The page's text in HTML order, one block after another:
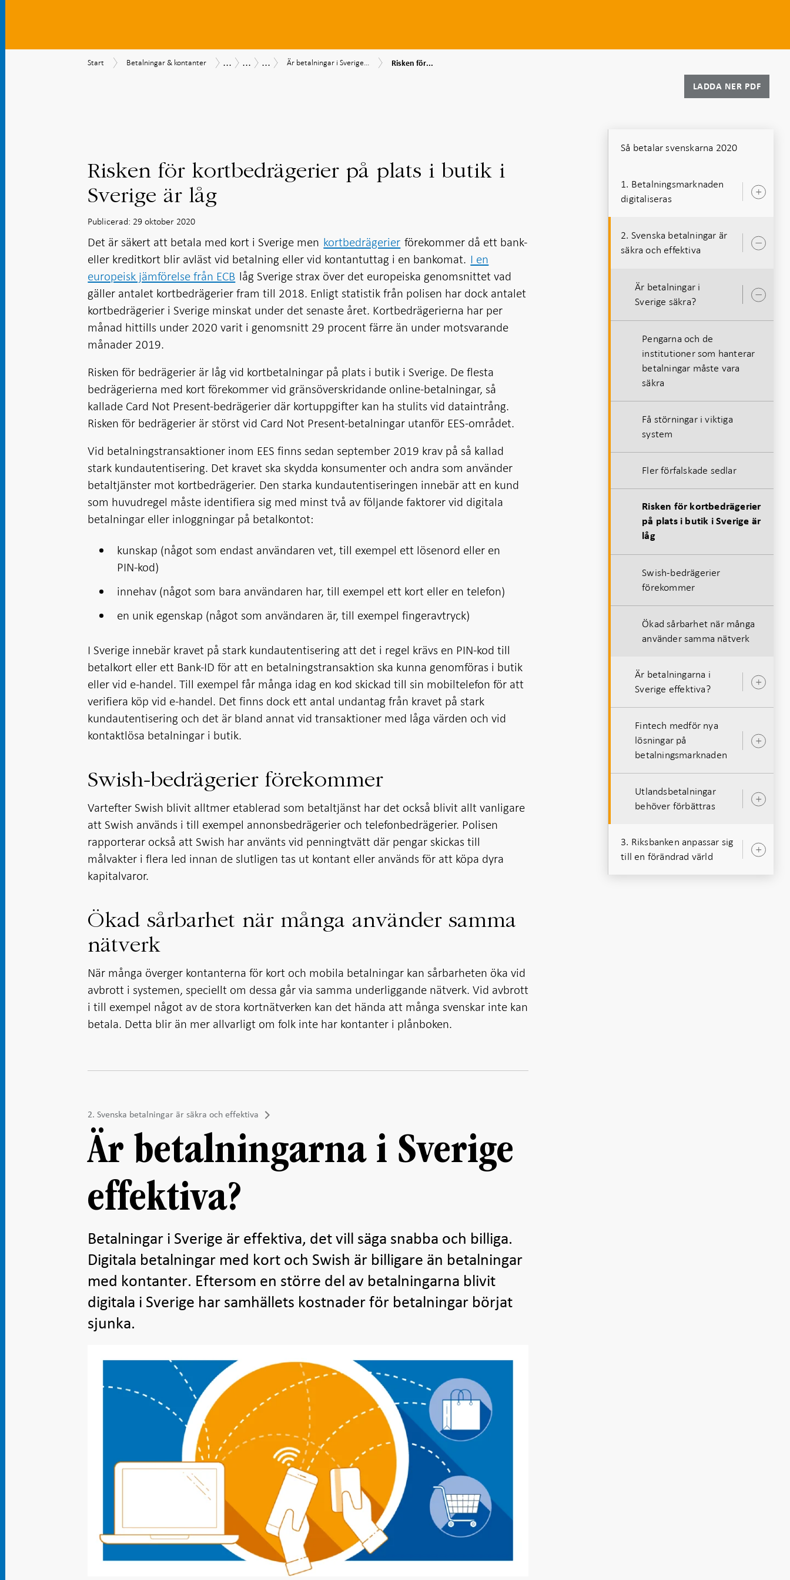
Start
Start
Betalningar
Betalningar & kontanter Betalningsrapport
...
Så
...
2.
...
Är
Är betalningar i Sverige...
Risken
låg
Risken för...
LADDA NER PDF
Risken för kortbedrägerier på plats i butik i
Sverige är låg
Publicerad: 29 oktober 2020
Det är säkert att betala med kort i Sverige men kortbedrägerier förekommer då ett bank-
eller kreditkort blir avläst vid betalning eller vid kontantuttag i en bankomat. I en
europeisk jämförelse från ECB låg Sverige strax över det europeiska genomsnittet vad
gäller antalet kortbedrägerier fram till 2018. Enligt statistik från polisen har dock antalet
kortbedrägerier i Sverige minskat under det senaste året. Kortbedrägerierna har per
månad hittills under 2020 varit i genomsnitt 29 procent färre än under motsvarande
månader 2019.
Risken för bedrägerier är låg vid kortbetalningar på plats i butik i Sverige. De flesta
bedrägerierna med kort förekommer vid gränsöverskridande online-betalningar, så
kallade Card Not Present-bedrägerier där kortuppgifter kan ha stulits vid dataintrång.
Risken för bedrägerier är störst vid Card Not Present-betalningar utanför EES-området.
Vid betalningstransaktioner inom EES finns sedan september 2019 krav på så kallad
stark kundautentisering. Det kravet ska skydda konsumenter och andra som använder
betaltjänster mot kortbedrägerier. Den starka kundautentiseringen innebär att en kund
som huvudregel måste identifiera sig med minst två av följande faktorer vid digitala
betalningar eller inloggningar på betalkontot:
kunskap (något som endast användaren vet, till exempel ett lösenord eller en
PIN-kod)
innehav (något som bara användaren har, till exempel ett kort eller en telefon)
en unik egenskap (något som användaren är, till exempel fingeravtryck)
I Sverige innebär kravet på stark kundautentisering att det i regel krävs en PIN-kod till
betalkort eller ett Bank-ID för att en betalningstransaktion ska kunna genomföras i butik
eller vid e-handel. Till exempel får många idag en kod skickad till sin mobiltelefon för att
verifiera köp vid e-handel. Det finns dock ett antal undantag från kravet på stark
kundautentisering och det är bland annat vid transaktioner med låga värden och vid
kontaktlösa betalningar i butik.
Swish-bedrägerier förekommer
Vartefter Swish blivit alltmer etablerad som betaltjänst har det också blivit allt vanligare
att Swish används i till exempel annonsbedrägerier och telefonbedrägerier. Polisen
rapporterar också att Swish har använts vid penningtvätt där pengar skickas till
målvakter i flera led innan de slutligen tas ut kontant eller används för att köpa dyra
kapitalvaror.
Ökad sårbarhet när många använder samma
nätverk
När många överger kontanterna för kort och mobila betalningar kan sårbarheten öka vid
avbrott i systemen, speciellt om dessa går via samma underliggande nätverk. Vid avbrott
i till exempel något av de stora kortnätverken kan det hända att många svenskar inte kan
betala. Detta blir än mer allvarligt om folk inte har kontanter i plånboken.
2. Svenska betalningar är säkra och effektiva
Är betalningarna i Sverige
effektiva?
Betalningar i Sverige är effektiva, det vill säga snabba och billiga.
Digitala betalningar med kort och Swish är billigare än betalningar
med kontanter. Eftersom en större del av betalningarna blivit
digitala i Sverige har samhällets kostnader för betalningar börjat
sjunka.
Så betalar svenskarna 2020
1. Betalningsmarknaden
digitaliseras
2. Svenska betalningar är
säkra och effektiva
Är betalningar i
Sverige säkra?
Pengarna och de
institutioner som hanterar
betalningar måste vara
säkra
Få störningar i viktiga
system
Fler förfalskade sedlar
Risken för kortbedrägerier
på plats i butik i Sverige är
låg
Swish-bedrägerier
förekommer
Ökad sårbarhet när många
använder samma nätverk
Är betalningarna i
Sverige effektiva?
Fintech medför nya
lösningar på
betalningsmarknaden
Utlandsbetalningar
behöver förbättras
3. Riksbanken anpassar sig
till en förändrad värld